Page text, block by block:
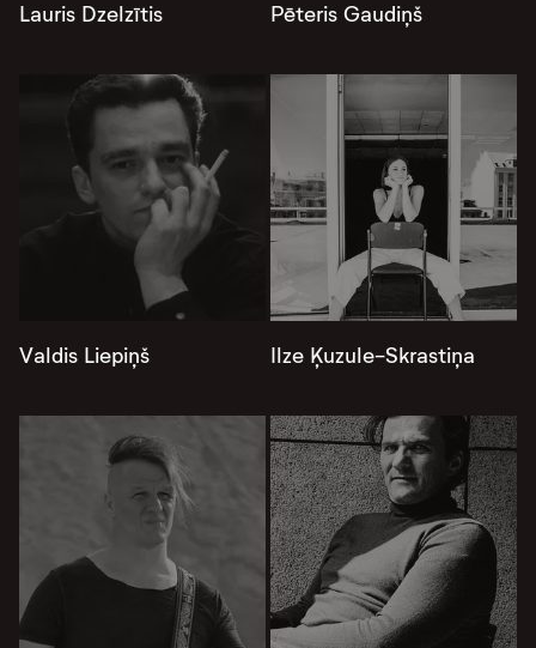
Lauris Dzelzītis Pēteris Gaudiņš
Valdis Liepiņš Ilze Ķuzule-Skrastiņa